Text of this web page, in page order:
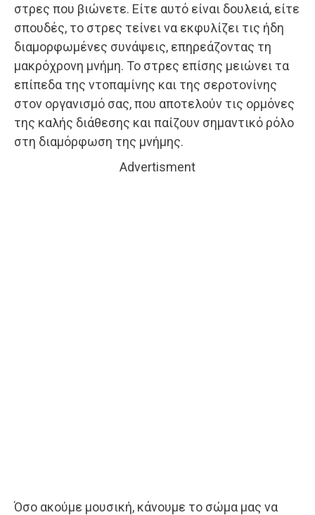
στρες που βιώνετε. Είτε αυτό είναι δουλειά, είτε
σπουδές, το στρες τείνει να εκφυλίζει τις ήδη
διαμορφωμένες συνάψεις, επηρεάζοντας τη
μακρόχρονη μνήμη. Το στρες επίσης μειώνει τα
επίπεδα της ντοπαμίνης και της σεροτονίνης
στον οργανισμό σας, που αποτελούν τις ορμόνες
της καλής διάθεσης και παίζουν σημαντικό ρόλο
στη διαμόρφωση της μνήμης.
Advertisment
Όσο ακούμε μουσική, κάνουμε το σώμα μας να